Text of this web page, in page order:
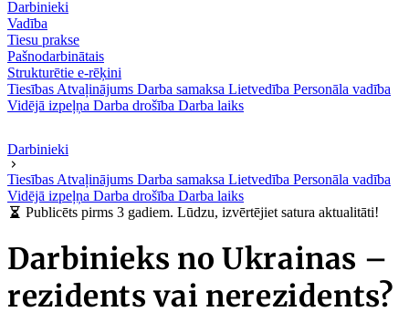
Darbinieki
Vadība
Tiesu prakse
Pašnodarbinātais
Strukturētie e-rēķini
Tiesības Atvaļinājums Darba samaksa Lietvedība Personāla vadība
Vidējā izpeļņa Darba drošība Darba laiks
Darbinieki
Tiesības Atvaļinājums Darba samaksa Lietvedība Personāla vadība
Vidējā izpeļņa Darba drošība Darba laiks
Publicēts pirms 3 gadiem. Lūdzu, izvērtējiet satura aktualitāti!
Darbinieks no Ukrainas –
rezidents vai nerezidents?